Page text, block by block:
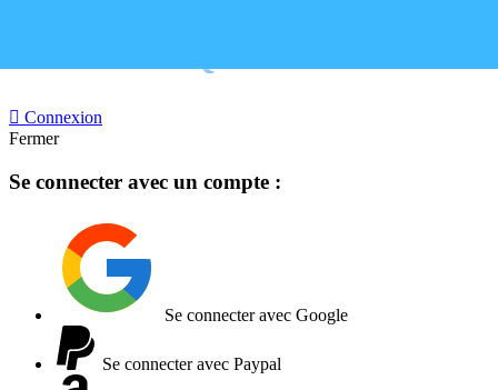
 Connexion
Fermer
Se connecter avec un compte :
Se connecter avec Google
Se connecter avec Paypal